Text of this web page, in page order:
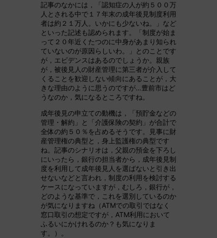
記事のなかには，「認知症の人が約５００万
人とされる中で１７年末の成年後見制度利用
者は約２１万人。いかにも少ないね。」など
といった記述も認められます。「制度が始ま
って２０年近くたつのに中身があまり知られ
ていないのが原因らしいわ。」とのことです
が，エビデンスはあるのでしょうか。親族
が，被後見人の財産管理に第三者が介入して
くることを歓迎しない傾向にあることが，大
きな理由のように思うのですが…豊前市はど
うなのか，気になるところですね。
成年後見の申立ての動機は，「預貯金などの
管理・解約」と「介護保険の契約」が合計で
全体の約５０％を占めるそうです。見事に財
産管理権の典型と，身上監護権の典型です
ね。記事のシナリオは，父親の預金を下ろし
にいったら，銀行の担当者から，成年後見制
度を利用して成年後見人を選ばないと引き出
せないなどと言われ，制度の利用を検討する
ケースになっていますが，むしろ，銀行が，
どのような基準で，これを選別しているのか
が気になりますね（ATMでの取引ではなく
窓口取引の想定ですが，ATM利用において
ふるいにかけれるのか？も気になりま
す。）。